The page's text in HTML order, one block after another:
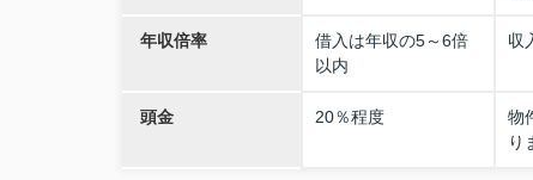
年収倍率
借入は年収の5～6倍
以内
収
頭金 20％程度
物
り